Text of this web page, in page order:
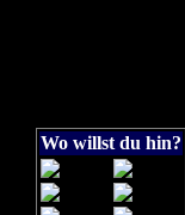
Wo willst du hin?